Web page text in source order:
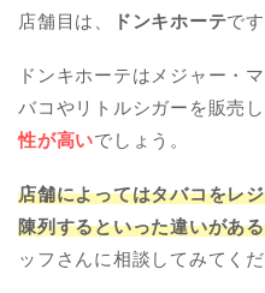
店舗目は、
ドンキホーテです
ドンキホーテはメジャー・
バコやリトルシガーを販売し
性が高いでしょう。
店舗によってはタバコをレ
陳列するといった違いがある
ッフさんに相談してみてくだ